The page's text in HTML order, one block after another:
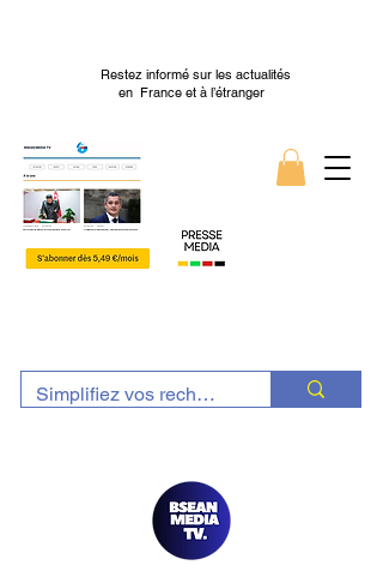
Restez informé sur les actualités
en France et à l’étranger